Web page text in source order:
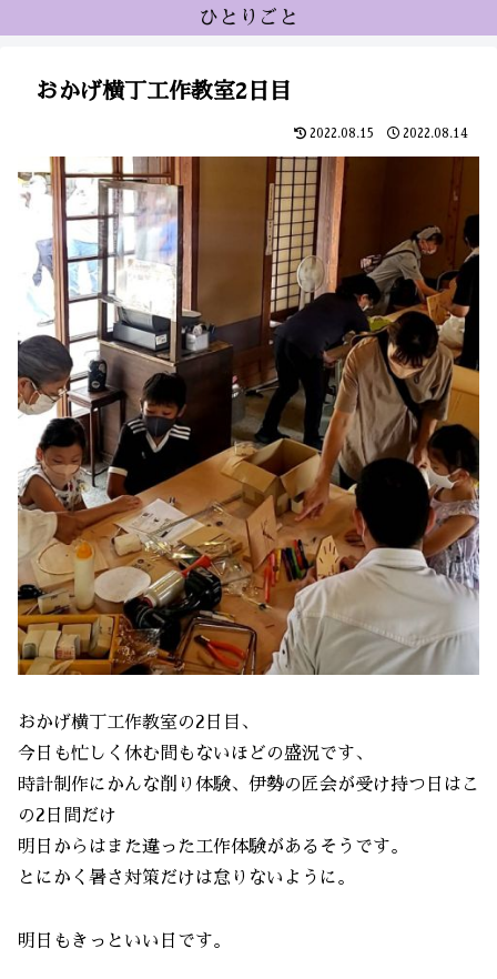
ひとりごと
おかげ横丁工作教室2日目
2022.08.15 2022.08.14
おかげ横丁工作教室の2日目、
今日も忙しく休む間もないほどの盛況です、
時計制作にかんな削り体験、伊勢の匠会が受け持つ日はこ
の2日間だけ
明日からはまた違った工作体験があるそうです。
とにかく暑さ対策だけは怠りないように。
明日もきっといい日です。